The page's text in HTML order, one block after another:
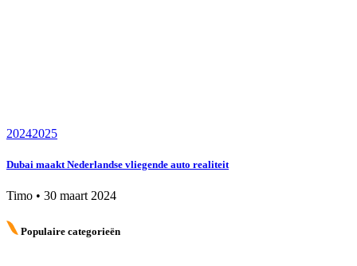
20242025
Dubai maakt Nederlandse vliegende auto realiteit
Timo • 30 maart 2024
Populaire categorieën